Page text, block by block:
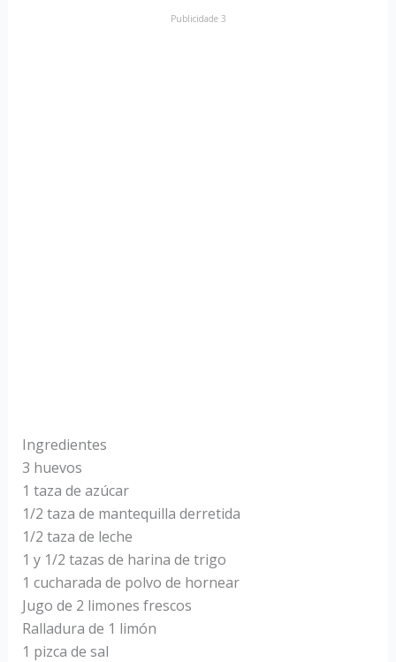
Publicidade 3
Ingredientes
3 huevos
1 taza de azúcar
1/2 taza de mantequilla derretida
1/2 taza de leche
1 y 1/2 tazas de harina de trigo
1 cucharada de polvo de hornear
Jugo de 2 limones frescos
Ralladura de 1 limón
1 pizca de sal